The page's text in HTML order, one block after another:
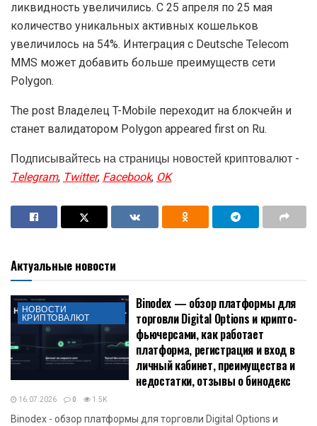
ликвидность увеличились. С 25 апреля по 25 мая
количество уникальных активных кошельков
увеличилось на 54%. Интеграция с Deutsche Telecom
MMS может добавить больше преимуществ сети
Polygon.
The post Владелец T-Mobile переходит на блокчейн и
станет валидатором Polygon appeared first on Ru.
Подписывайтесь на страницы новостей криптовалют -
Telegram,Twitter,Facebook,OK
Актуальные новости
НОВОСТИ
КРИПТОВАЛЮТ
Binodex — обзор платформы для
торговли Digital Options и крипто-
фьючерсами, как работает
платформа, регистрация и вход в
личный кабинет, преимущества и
недостатки, отзывы о бинодекс
16.07.2026 0 1.5K
Binodex - обзор платформы для торговли Digital Options и